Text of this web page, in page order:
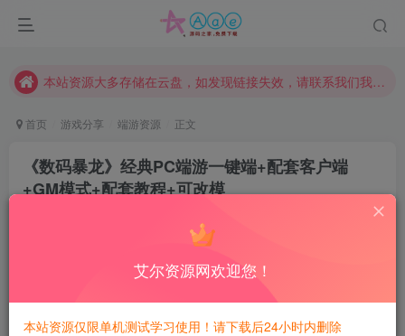
本网站的文章部分内容可能来源于网络，仅供大家学习与参考，如有侵权，请联系站长QQ466107887进行删除处理。
本站资源大多存储在云盘，如发现链接失效，请联系我们我们会第一时间更新。
请勿相信任何评论区广告！以免上当受骗！
本网站的文章部分内容可能来源于网络，仅供大家学习与参考，如有侵权，请联系站长QQ466107887进行删除处理。
首页 游戏分享 端游资源 正文
《数码暴龙》经典PC端游一键端+配套客户端
+GM模式+配套教程+可改模
每日活跃最高可获得600积分！所有资源可以使用
积分免费兑换！
艾尔资源网欢迎您！
本站资源仅限单机测试学习使用！请下载后24小时内删除